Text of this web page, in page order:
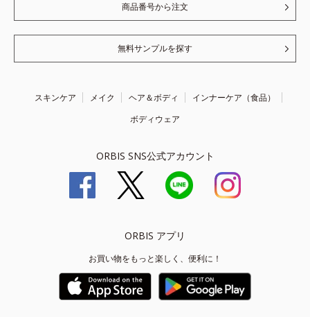
商品番号から注文
無料サンプルを探す
スキンケア メイク ヘア＆ボディ
インナーケア（食品）
ボディウェア
ORBIS SNS公式アカウント
ORBIS アプリ
お買い物をもっと楽しく、便利に！